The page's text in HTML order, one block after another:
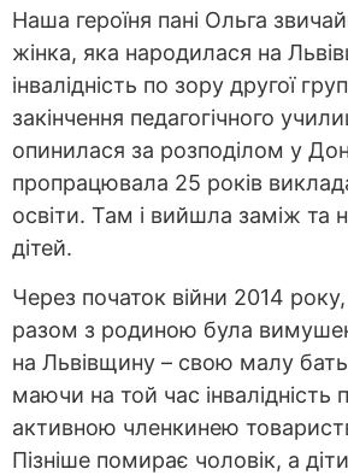
Наша героїня пані Ольга
жінка, яка народилася на
інвалідність по зору другої
закінчення педагогічного
опинилася за розподілом у
пропрацювала 25 років
освіти. Там і вийшла заміж та
дітей.
Через початок війни 2014 року,
разом з родиною була
на Львівщину – свою малу
маючи на той час інвалідність
активною членкинею
Пізніше помирає чоловік, а